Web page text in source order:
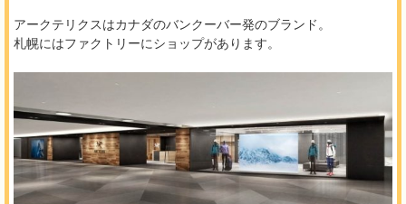
アークテリクスはカナダのバンクーバー発のブランド。
札幌にはファクトリーにショップがあります。